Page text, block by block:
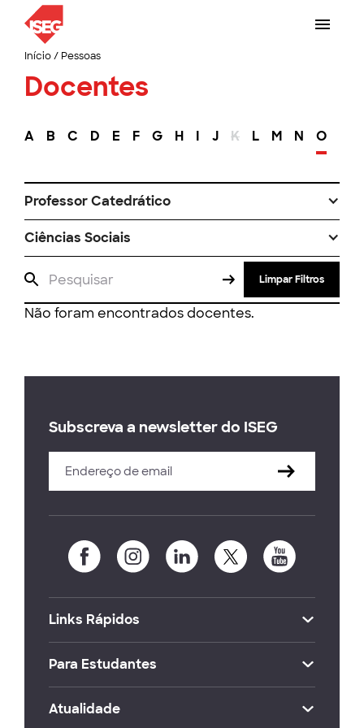
Início/ Pessoas
Docentes
A B C D E F G H I J K L M N O
Professor Catedrático
Ciências Sociais
Limpar Filtros
Não foram encontrados docentes.
Subscreva a newsletter do ISEG
Links Rápidos
Para Estudantes
Atualidade